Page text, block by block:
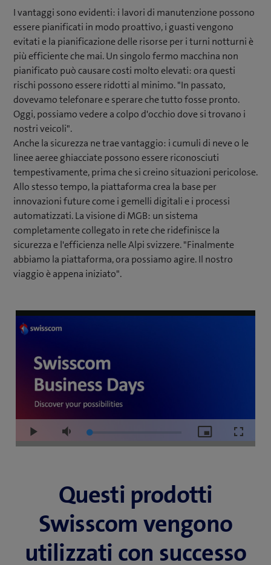
I vantaggi sono evidenti: i lavori di manutenzione possono
essere pianificati in modo proattivo, i guasti vengono
evitati e la pianificazione delle risorse per i turni notturni è
più efficiente che mai. Un singolo fermo macchina non
pianificato può causare costi molto elevati: ora questi
rischi possono essere ridotti al minimo. "In passato,
dovevamo telefonare e sperare che tutto fosse pronto.
Oggi, possiamo vedere a colpo d'occhio dove si trovano i
nostri veicoli".
Anche la sicurezza ne trae vantaggio: i cumuli di neve o le
linee aeree ghiacciate possono essere riconosciuti
tempestivamente, prima che si creino situazioni pericolose.
Allo stesso tempo, la piattaforma crea la base per
innovazioni future come i gemelli digitali e i processi
automatizzati. La visione di MGB: un sistema
completamente collegato in rete che ridefinisce la
sicurezza e l'efficienza nelle Alpi svizzere. "Finalmente
abbiamo la piattaforma, ora possiamo agire. Il nostro
viaggio è appena iniziato".
Play Mute Loaded
Picture-
in-
Questi prodotti
Swisscom vengono
utilizzati con successo